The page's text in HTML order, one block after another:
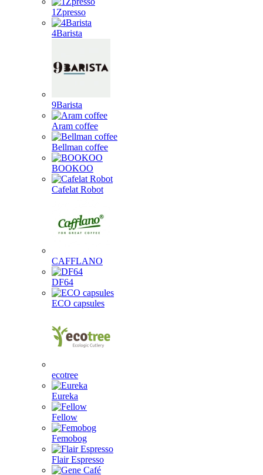
1Zpresso
4Barista
9Barista
Aram coffee
Bellman coffee
BOOKOO
Cafelat Robot
CAFFLANO
DF64
ECO capsules
ecotree
Eureka
Fellow
Femobog
Flair Espresso